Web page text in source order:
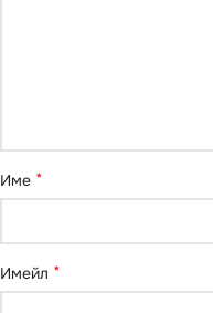
Име *
Имейл *